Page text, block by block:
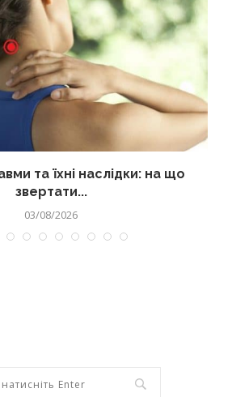
та їхні наслідки: на що
звертати...
03/08/2026